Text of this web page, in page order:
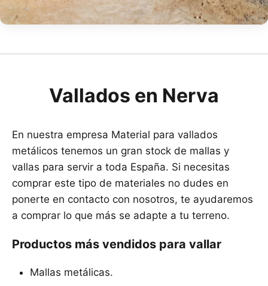
Vallados en Nerva
En nuestra empresa Material para vallados
metálicos tenemos un gran stock de mallas y
vallas para servir a toda España. Si necesitas
comprar este tipo de materiales no dudes en
ponerte en contacto con nosotros, te ayudaremos
a comprar lo que más se adapte a tu terreno.
Productos más vendidos para vallar
Mallas metálicas.